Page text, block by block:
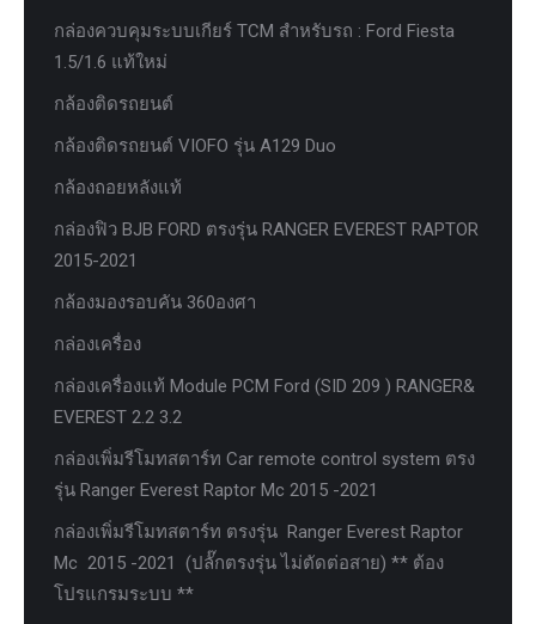
กล่องควบคุมระบบเกียร์ TCM สำหรับรถ : Ford Fiesta
1.5/1.6 แท้ใหม่
กล้องติดรถยนต์
กล้องติดรถยนต์ VIOFO รุ่น A129 Duo
กล้องถอยหลังแท้
กล่องฟิว BJB FORD ตรงรุ่น RANGER EVEREST RAPTOR
2015-2021
กล้องมองรอบคัน 360องศา
กล่องเครื่อง
กล่องเครื่องแท้ Module PCM Ford (SID 209 ) RANGER&
EVEREST 2.2 3.2
กล่องเพิ่มรีโมทสตาร์ท Car remote control system ตรง
รุ่น Ranger Everest Raptor Mc 2015 -2021
กล่องเพิ่มรีโมทสตาร์ท ตรงรุ่น Ranger Everest Raptor
Mc 2015 -2021 (ปลั๊กตรงรุ่น ไม่ตัดต่อสาย) ** ต้อง
โปรแกรมระบบ **